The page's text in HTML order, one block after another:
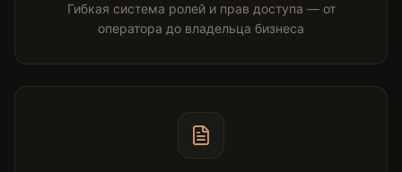
Гибкая система ролей и прав доступа — от
оператора до владельца бизнеса